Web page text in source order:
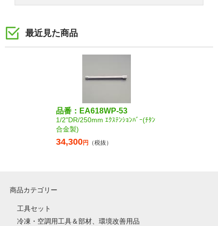
最近見た商品
品番：EA618WP-53
1/2"DR/250mm ｴｸｽﾃﾝｼｮﾝﾊﾞｰ(ﾁﾀﾝ
合金製)
34,300円 （税抜）
商品カテゴリー
工具セット
冷凍・空調用工具＆部材、環境改善用品